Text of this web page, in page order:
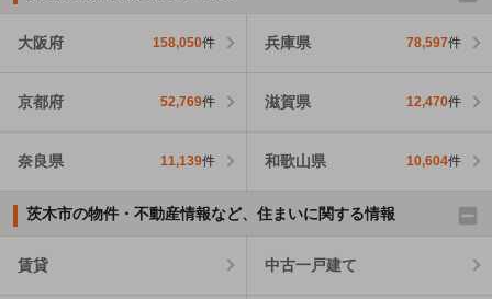
大阪府 158,050件 兵庫県 78,597件
京都府 52,769件 滋賀県 12,470件
奈良県 11,139件 和歌山県 10,604件
茨木市の物件・不動産情報など、住まいに関する情報
賃貸 中古一戸建て